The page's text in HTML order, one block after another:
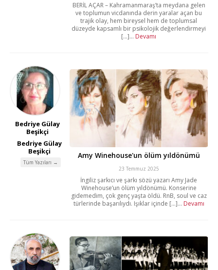
BERİL AÇAR – Kahramanmaraş’ta meydana gelen
ve toplumun vicdanında derin yaralar açan bu
trajik olay, hem bireysel hem de toplumsal
düzeyde kapsamlı bir psikolojik değerlendirmeyi
[...]... Devamı
Bedriye Gülay
Beşikçi
Bedriye Gülay
Beşikçi
Tüm Yazıları →
Amy Winehouse'un ölüm yıldönümü
23 Temmuz 2025
İngiliz şarkıcı ve şarkı sözü yazarı Amy Jade
Winehouse’un ölüm yıldönümü. Konserine
gidemedim, çok genç yaşta öldü. RnB, soul ve caz
türlerinde başarılıydı. Işıklar içinde [...]... Devamı